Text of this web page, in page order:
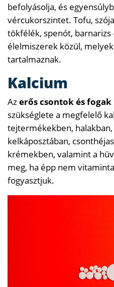
befolyásolja, és
vércukorszintet. Tofu,
tökfélék, spenót, barnarizs
élelmiszerek közül,
tartalmaznak.
Kalcium
Azerős csontok és fogak
szükséglete a megfelelő
tejtermékekben,
kelkáposztában,
krémekben, valamint a
meg, ha épp nem
fogyasztjuk.